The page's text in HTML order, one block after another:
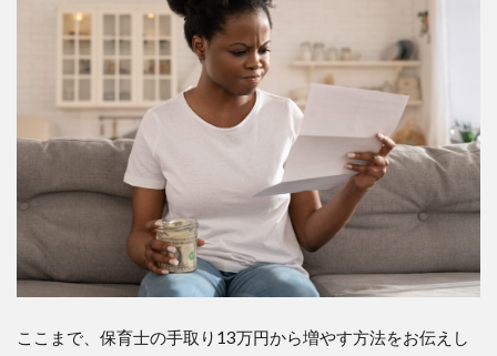
ここまで、保育士の手取り13万円から増やす方法をお伝えし